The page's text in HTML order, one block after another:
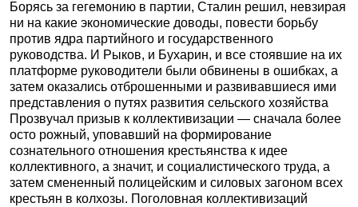
Борясь за гегемонию в партии, Сталин решил, невзирая
ни на какие экономические доводы, повести борьбу
против ядра партийного и государственного
руководства. И Рыков, и Бухарин, и все стоявшие на их
платформе руководители были обвинены в ошибках, а
затем оказались отброшенными и развивавшиеся ими
представления о путях развития сельского хозяйства
Прозвучал призыв к коллективизации — сначала более
осто рожный, уповавший на формирование
сознательного отношения крестьянства к идее
коллективного, а значит, и социалистического труда, а
затем смененный полицейским и силовых загоном всех
крестьян в колхозы. Поголовная коллективизаций